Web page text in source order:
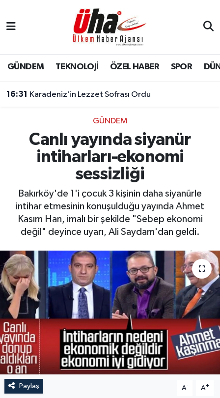
GÜNDEM TEKNOLOJİ ÖZEL HABER SPOR
16:31 Karadeniz’in Lezzet Sofrası Ordu
GÜNDEM
Canlı yayında siyanür
intiharları-ekonomi
sessizliği
Bakırköy'de 1'i çocuk 3 kişinin daha siyanürle
intihar etmesinin konuşulduğu yayında Ahmet
Kasım Han, imalı bir şekilde "Sebep ekonomi
değil" deyince uyarı, Ali Saydam'dan geldi.
Paylaş A- A+
İstanbul Nöbetçi Eczaneler
İstanbul Hava Durumu
Süper Lig Puan Durumu ve Fikstür
Tüm Manşetler